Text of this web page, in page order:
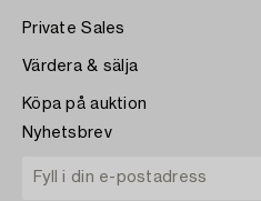
Private Sales
Värdera & sälja
Köpa på auktion
Nyhetsbrev